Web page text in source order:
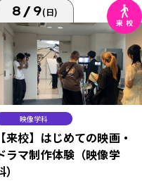
8/9(日)
映像学科
【来校】はじめての映画・
ラマ制作体験（映像学